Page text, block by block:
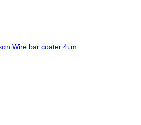
Wire bar coater 4um